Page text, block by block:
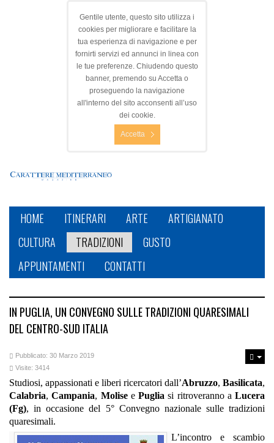
Gentile utente, questo sito utilizza i
cookies per migliorare e facilitare la
tua esperienza di navigazione e per
fornirti servizi ed annunci in linea con
le tue preferenze. Chiudendo questo
banner, premendo su Accetta o
proseguendo la navigazione
all'interno del sito acconsenti all’uso
dei cookie.
Accetta
HOME ITINERARI ARTE
ARTIGIANATO
CULTURA
TRADIZIONI
GUSTO
APPUNTAMENTI
CONTATTI
IN PUGLIA, UN CONVEGNO SULLE TRADIZIONI QUARESIMALI
DEL CENTRO-SUD ITALIA
Pubblicato: 30 Marzo 2019
Visite: 3414
Studiosi, appassionati e liberi ricercatori dall’Abruzzo, Basilicata,
Calabria,Campania, Molise ePugliasi ritroveranno a Lucera
(Fg), in occasione del 5° Convegno nazionale sulle tradizioni
quaresimali.
L’incontro e scambio